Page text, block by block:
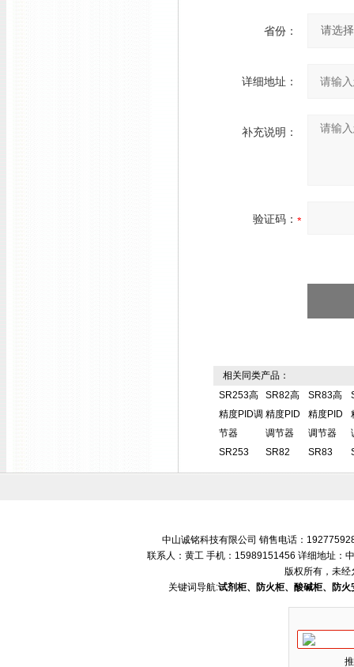
省份：
详细地址：
补充说明：
验证码：
相关同类产品：
SR253高
精度PID调
节器
SR253
SR82高
精度PID
调节器
SR82
SR83高
精度PID
调节器
SR83
中山诚铭科技有限公司 销售电话：
联系人：黄工 手机：15989151456 详细地址：
版权所有，未经
关键词导航:试剂柜、防火柜、酸碱柜、防